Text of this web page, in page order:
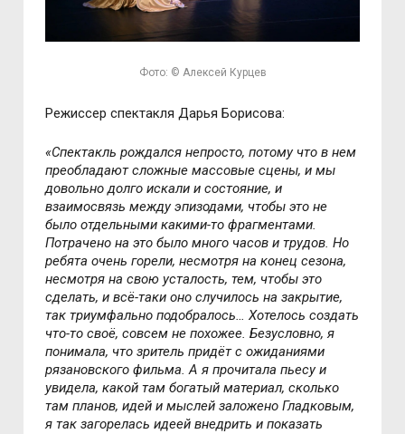
Фото: © Алексей Курцев
Режиссер спектакля Дарья Борисова:
«Спектакль рождался непросто, потому что в нем
преобладают сложные массовые сцены, и мы
довольно долго искали и состояние, и
взаимосвязь между эпизодами, чтобы это не
было отдельными какими-то фрагментами.
Потрачено на это было много часов и трудов. Но
ребята очень горели, несмотря на конец сезона,
несмотря на свою усталость, тем, чтобы это
сделать, и всё-таки оно случилось на закрытие,
так триумфально подобралось… Хотелось создать
что-то своё, совсем не похожее. Безусловно, я
понимала, что зритель придёт с ожиданиями
рязановского фильма. А я прочитала пьесу и
увидела, какой там богатый материал, сколько
там планов, идей и мыслей заложено Гладковым,
я так загорелась идеей внедрить и показать